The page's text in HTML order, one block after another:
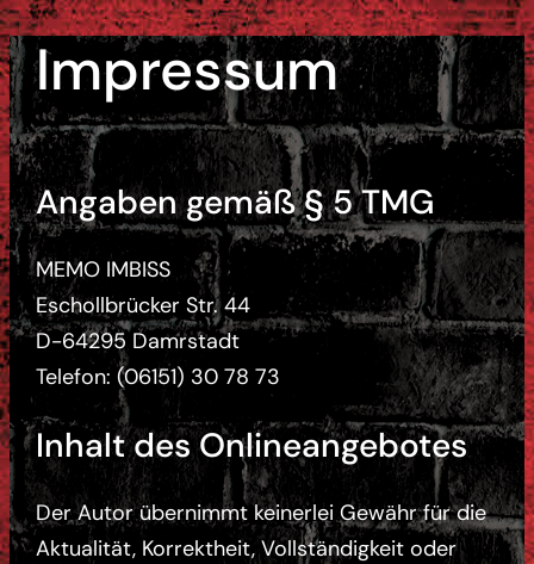
Zum
Inhalt
springen
Impressum
Angaben gemäß § 5 TMG
MEMO IMBISS
Eschollbrücker Str. 44
D-64295 Damrstadt
Telefon: (06151) 30 78 73
Inhalt des Onlineangebotes
Der Autor übernimmt keinerlei Gewähr für die
Aktualität, Korrektheit, Vollständigkeit oder